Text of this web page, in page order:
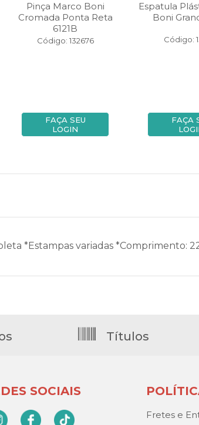
Pinça Marco Boni
Cromada Ponta Reta
6121B
Código: 132676
FAÇA SEU
LOGIN
Espatula
Boni
Código:
FAÇA
*Estampas variadas *Comprimento:
Títulos
SOCIAIS
Fretes e